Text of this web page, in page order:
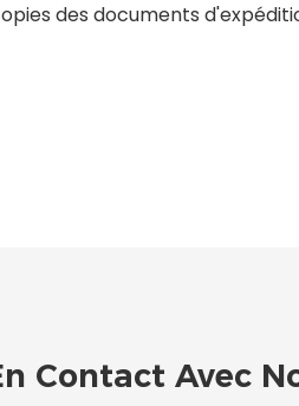
des documents
Contact Avec